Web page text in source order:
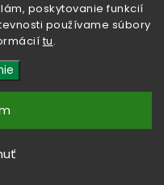
poskytovanie funkcií
používame súbory
tu.